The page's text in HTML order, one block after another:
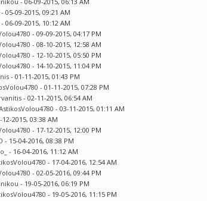
- 05-09-2015, 09:21 AM
- 06-09-2015, 10:12 AM
- 09-09-2015, 04:17 PM
- 08-10-2015, 12:58 AM
- 12-10-2015, 05:50 PM
- 14-10-2015, 11:04 PM
- 01-11-2015, 01:43 PM
- 01-11-2015, 07:28 PM
- 02-11-2015, 06:54 AM
- 03-11-2015, 01:11 AM
12-2015, 03:38 AM
- 17-12-2015, 12:00 PM
- 15-04-2016, 08:38 PM
- 16-04-2016, 11:12 AM
- 17-04-2016, 12:54 AM
- 02-05-2016, 09:44 PM
- 19-05-2016, 06:19 PM
- 19-05-2016, 11:15 PM